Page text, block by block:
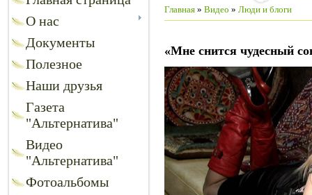
О нас
Документы
Полезное
Наши друзья
Газета
"Альтернатива"
Видео
"Альтернатива"
Фотоальбомы
Главная » Видео » Люди и блоги
«Мне снится чудесный